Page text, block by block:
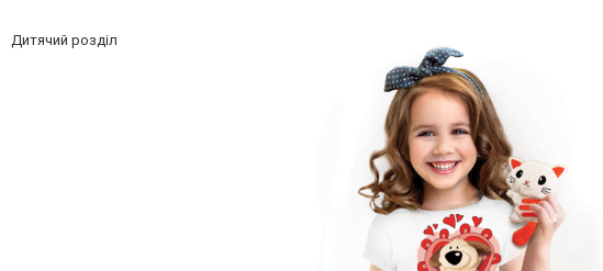
Дитячий розділ